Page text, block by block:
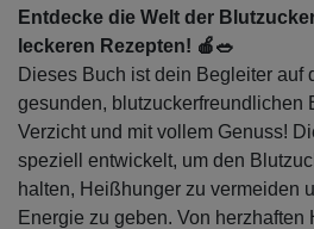
Entdecke die Welt der
leckeren Rezepten! 🍎🥗
Dieses Buch ist dein Begleiter auf
gesunden, blutzuckerfreundlichen
Verzicht und mit vollem Genuss!
speziell entwickelt, um den
halten, Heißhunger zu vermeiden
Energie zu geben. Von herzhaften